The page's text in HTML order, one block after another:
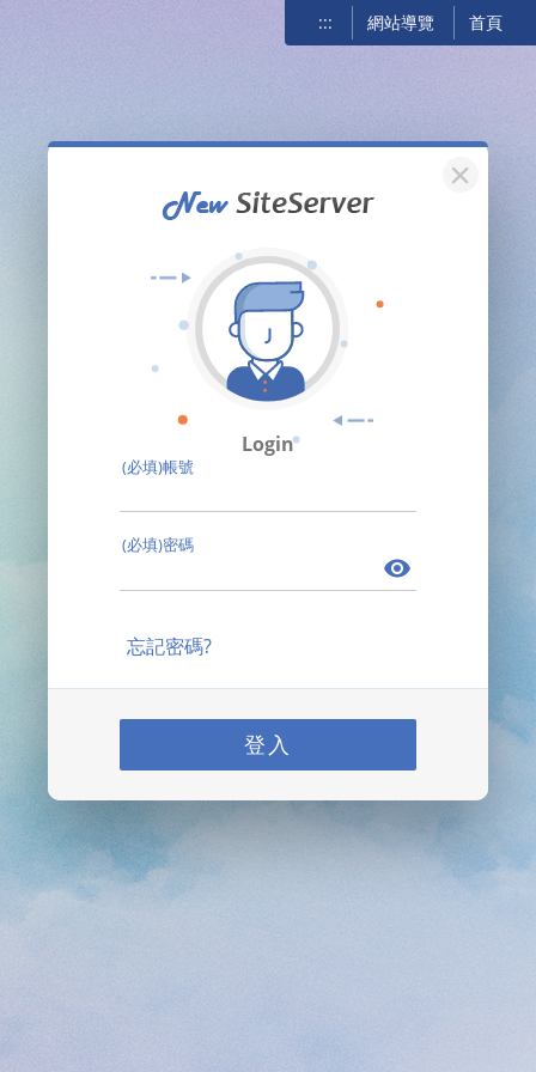
::: 網站導覽 首頁
關閉
Login
(必填)帳號
(必填)密碼
忘記密碼?
登入